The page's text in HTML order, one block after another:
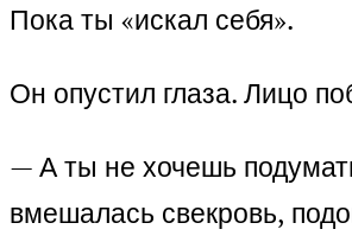
Пока ты «искал себя».
Он опустил глаза. Лицо
— А ты не хочешь
вмешалась свекровь,